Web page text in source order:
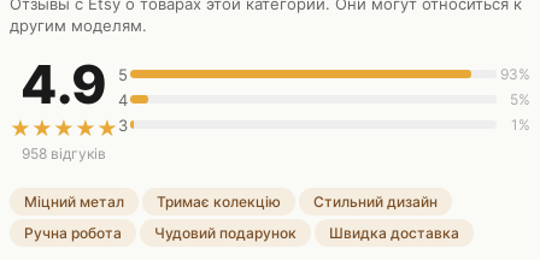
другим моделям.
4.9
★ ★ ★ ★ ★
958 відгуків
5 93%
4 5%
3 1%
Міцний метал Тримає колекцію
Стильний дизайн
Ручна робота
Чудовий подарунок Швидка доставка